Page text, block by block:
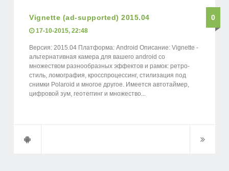
Vignette (ad-supported) 2015.04 0
17-10-2015, 22:48
Версия: 2015.04 Платформа: Android Описание: Vignette -
альтернативная камера для вашего android со
множеством разнообразных эффектов и рамок: ретро-
стиль, ломография, кросспроцессинг, стилизация под
снимки Polaroid и многое другое. Имеется автотаймер,
цифровой зум, геотеггинг и множество...